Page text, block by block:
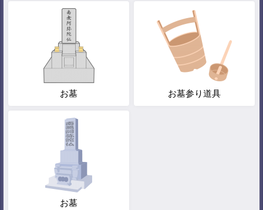
お墓 お墓参り道具
お墓